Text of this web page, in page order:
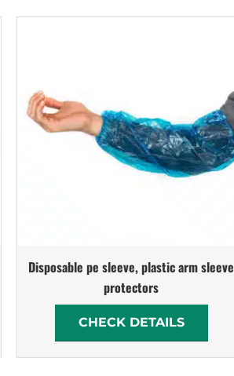
Disposable pe sleeve, plastic arm sleeve
protectors
CHECK DETAILS